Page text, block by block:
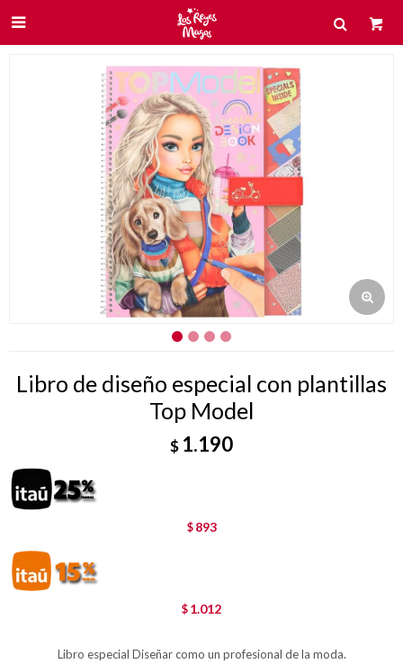

Libro de diseño especial con plantillas
Top Model
$ 1.190
$ 893
$ 1.012
Libro especial Diseñar como un profesional de la moda.